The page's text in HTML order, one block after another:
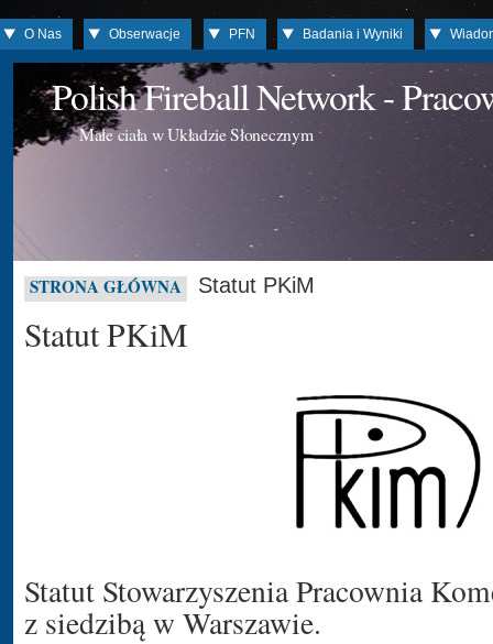
O Nas Obserwacje PFN Badania i Wyniki
Polish Fireball Network -
Małe ciała w Układzie Słonecznym
STRONA GŁÓWNA Statut PKiM
Statut PKiM
Statut Stowarzyszenia Pracownia
z siedzibą w Warszawie.